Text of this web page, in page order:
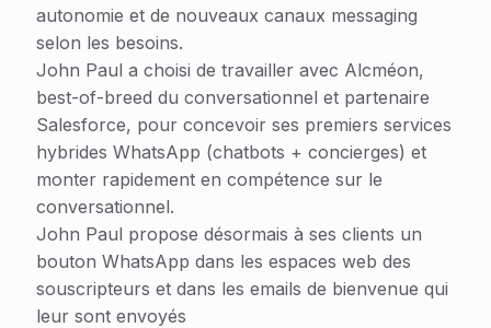
autonomie et de nouveaux canaux messaging
selon les besoins.
John Paul a choisi de travailler avec Alcméon,
best-of-breed du conversationnel et partenaire
Salesforce, pour concevoir ses premiers services
hybrides WhatsApp (chatbots + concierges) et
monter rapidement en compétence sur le
conversationnel.
John Paul propose désormais à ses clients un
bouton WhatsApp dans les espaces web des
souscripteurs et dans les emails de bienvenue qui
leur sont envoyés